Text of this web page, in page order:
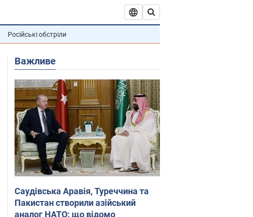
Російські обстріли
Важливе
Саудівська Аравія, Туреччина та
Пакистан створили азійський
аналог НАТО: що відомо